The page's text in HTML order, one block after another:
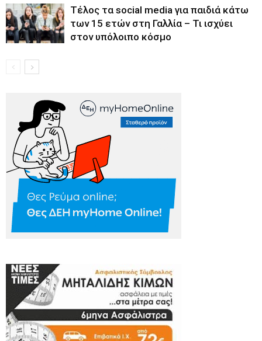
Τέλος τα social media για παιδιά κάτω
των 15 ετών στη Γαλλία – Τι ισχύει
στον υπόλοιπο κόσμο